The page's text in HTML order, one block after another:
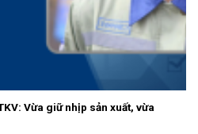
Vừa giữ nhịp sản xuất, vừa